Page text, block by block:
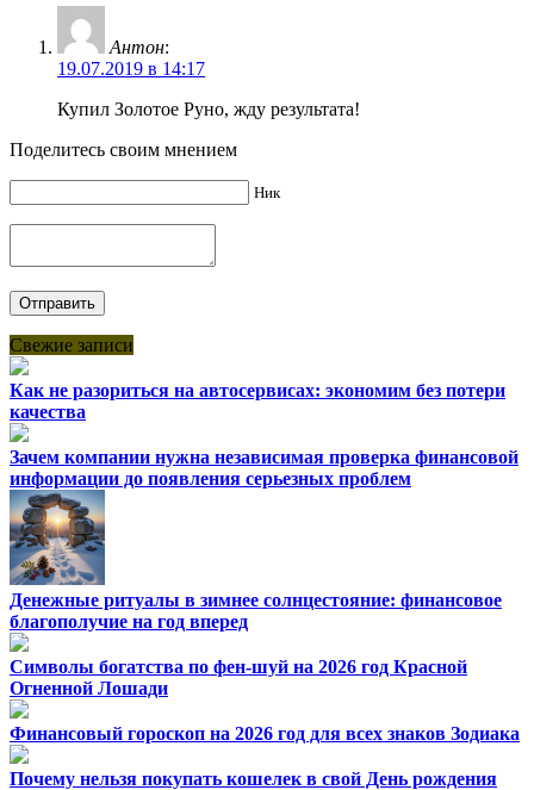
Антон:
19.07.2019 в 14:17
Купил Золотое Руно, жду результата!
Поделитесь своим мнением
Ник
Свежие записи
Как не разориться на автосервисах: экономим без потери
качества
Зачем компании нужна независимая проверка финансовой
информации до появления серьезных проблем
Денежные ритуалы в зимнее солнцестояние: финансовое
благополучие на год вперед
Символы богатства по фен-шуй на 2026 год Красной
Огненной Лошади
Финансовый гороскоп на 2026 год для всех знаков Зодиака
Почему нельзя покупать кошелек в свой День рождения